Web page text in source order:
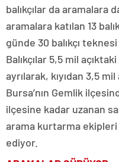
balıkçılar da aramalara
aramalara katılan 13
günde 30 balıkçı
Balıkçılar 5,5 mil
ayrılarak, kıyıdan 3,5
Bursa’nın Gemlik
ilçesine kadar uzanan
arama kurtarma ekipleri
ediyor.